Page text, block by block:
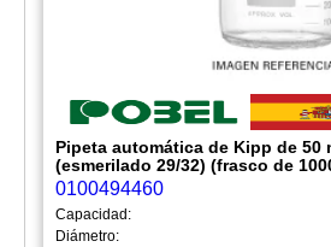
Pipeta automática de Kipp de 50
(esmerilado 29/32) (frasco de
0100494460
Capacidad:
Diámetro: